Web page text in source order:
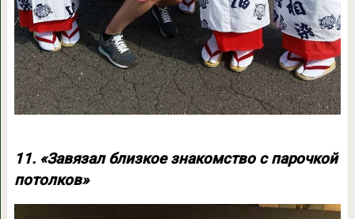
11. «Завязал близкое знакомство с парочкой
потолков»